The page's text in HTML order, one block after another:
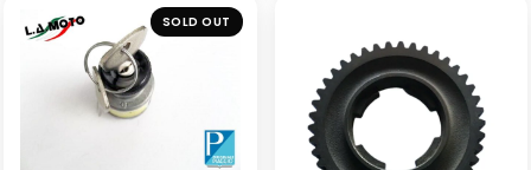
NUOVO
SOLD OUT